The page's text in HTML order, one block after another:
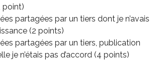
point)
partagées par un tiers dont je n’avais
(2 points)
partagées par un tiers, publication
je n’étais pas d’accord (4 points)